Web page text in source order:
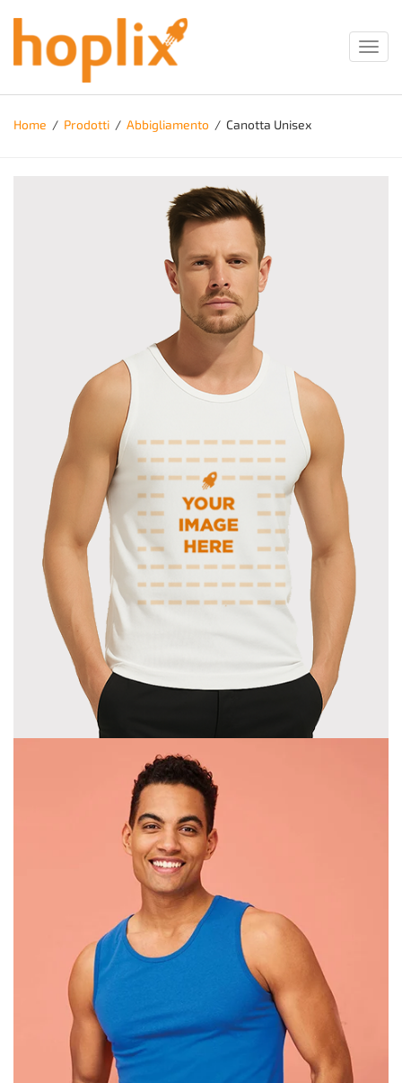
Home / Prodotti / Abbigliamento / Canotta Unisex